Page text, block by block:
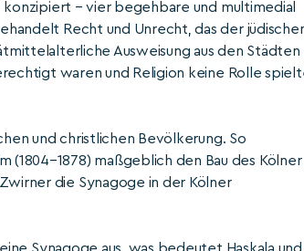
konzipiert – vier begehbare und multimedial
Recht und Unrecht, das der
Ausweisung aus den Städten
waren und Religion keine Rolle
und christlichen Bevölkerung. So
maßgeblich den Bau des Kölner
die Synagoge in der Kölner